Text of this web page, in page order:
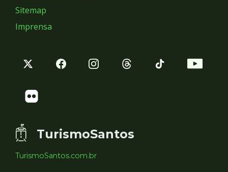
Sitemap
Imprensa
TurismoSantos
TurismoSantos.com.br